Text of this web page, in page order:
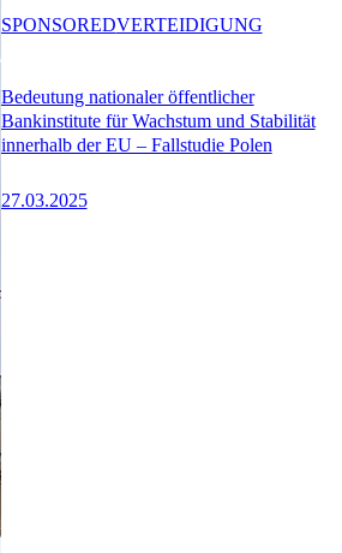
Bedeutung nationaler öffentlicher
Bankinstitute für Wachstum und Stabilität
innerhalb der EU – Fallstudie Polen
27.03.2025
SPONSOREDVERTEIDIGUNG